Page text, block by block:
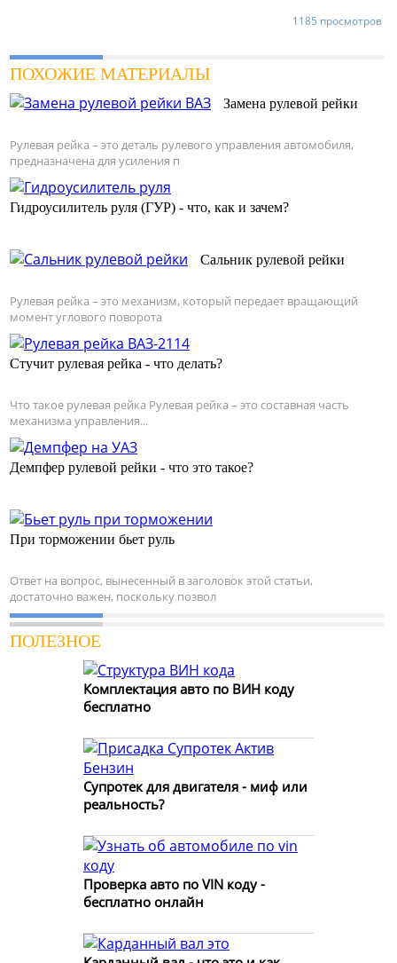
1185 просмотров
ПОХОЖИЕ МАТЕРИАЛЫ
Замена рулевой рейки
Рулевая рейка – это деталь рулевого управления автомобиля,
предназначена для усиления п
Гидроусилитель руля (ГУР) - что, как и зачем?
Сальник рулевой рейки
Рулевая рейка – это механизм, который передает вращающий
момент углового поворота
Стучит рулевая рейка - что делать?
Что такое рулевая рейка Рулевая рейка – это составная часть
механизма управления...
Демпфер рулевой рейки - что это такое?
При торможении бьет руль
Ответ на вопрос, вынесенный в заголовок этой статьи,
достаточно важен, поскольку позвол
ПОЛЕЗНОЕ
Комплектация авто по ВИН коду
бесплатно
Супротек для двигателя - миф или
реальность?
Проверка авто по VIN коду -
бесплатно онлайн